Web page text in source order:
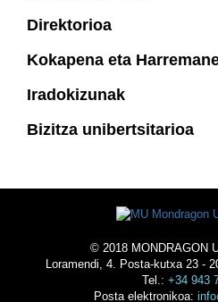
Direktorioa
Kokapena eta
Iradokizunak
Bizitza unibertsitarioa
© 2018 MONDRAGON
Loramendi, 4. Posta-kutxa 23 -
Tel.: +34 943
Posta elektronikoa: